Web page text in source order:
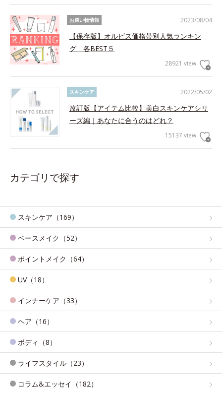
2023/08/04
お買い物情報
【保存版】オルビス価格帯別人気ランキン
グ 各BEST５
28921 view
2022/05/02
スキンケア
改訂版【アイテム比較】美白スキンケアシリ
ーズ編｜あなたに合うのはどれ？
15137 view
カテゴリで探す
スキンケア（169）
ベースメイク（52）
ポイントメイク（64）
UV（18）
インナーケア（33）
ヘア（16）
ボディ（8）
ライフスタイル（23）
コラム&エッセイ（182）